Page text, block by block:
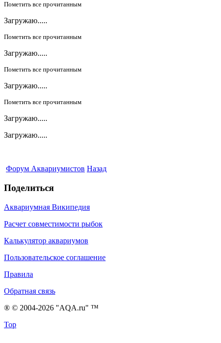
Пометить все прочитанным
Загружаю.....
Пометить все прочитанным
Загружаю.....
Пометить все прочитанным
Загружаю.....
Пометить все прочитанным
Загружаю.....
Загружаю.....
Форум Аквариумистов Назад
Поделиться
Аквариумная Википедия
Расчет совместимости рыбок
Калькулятор аквариумов
Пользовательское соглашение
Правила
Обратная связь
® © 2004-2026 "AQA.ru" ™
Top